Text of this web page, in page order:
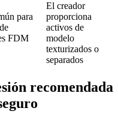
para
FDM
El creador
proporciona
activos de
modelo
texturizados o
separados
recomendada